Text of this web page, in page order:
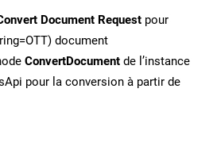
Document Request pour
document
ConvertDocument de l’instance
pour la conversion à partir de